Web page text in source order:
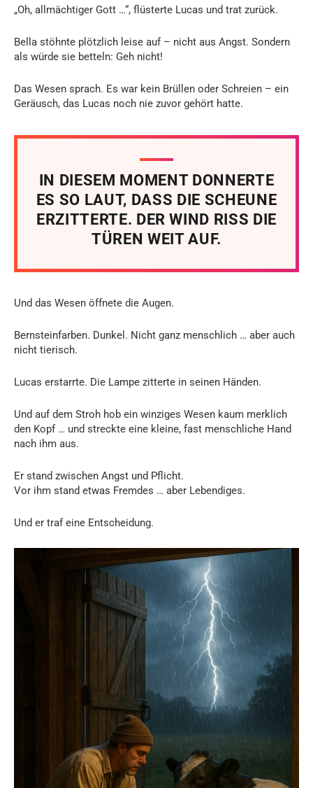
„Oh, allmächtiger Gott …“, flüsterte Lucas und trat zurück.
Bella stöhnte plötzlich leise auf – nicht aus Angst. Sondern
als würde sie betteln: Geh nicht!
Das Wesen sprach. Es war kein Brüllen oder Schreien – ein
Geräusch, das Lucas noch nie zuvor gehört hatte.
IN DIESEM MOMENT DONNERTE
ES SO LAUT, DASS DIE SCHEUNE
ERZITTERTE. DER WIND RISS DIE
TÜREN WEIT AUF.
Und das Wesen öffnete die Augen.
Bernsteinfarben. Dunkel. Nicht ganz menschlich … aber auch
nicht tierisch.
Lucas erstarrte. Die Lampe zitterte in seinen Händen.
Und auf dem Stroh hob ein winziges Wesen kaum merklich
den Kopf … und streckte eine kleine, fast menschliche Hand
nach ihm aus.
Er stand zwischen Angst und Pflicht.
Vor ihm stand etwas Fremdes … aber Lebendiges.
Und er traf eine Entscheidung.